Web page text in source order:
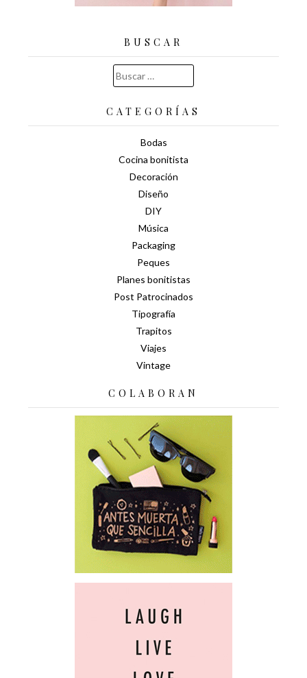
BUSCAR
Buscar:
CATEGORÍAS
Bodas
Cocina bonitista
Decoración
Diseño
DIY
Música
Packaging
Peques
Planes bonitistas
Post Patrocinados
Tipografía
Trapitos
Viajes
Vintage
COLABORAN